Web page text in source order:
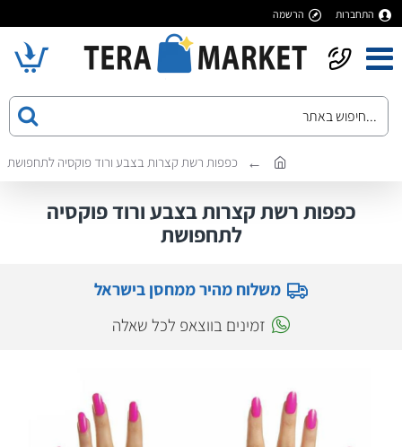
התחברות הרשמה
כפפות רשת קצרות בצבע ורוד פוקסיה לתחפושת
כפפות רשת קצרות בצבע ורוד פוקסיה
לתחפושת
משלוח מהיר ממחסן בישראל
זמינים בווצאפ לכל שאלה